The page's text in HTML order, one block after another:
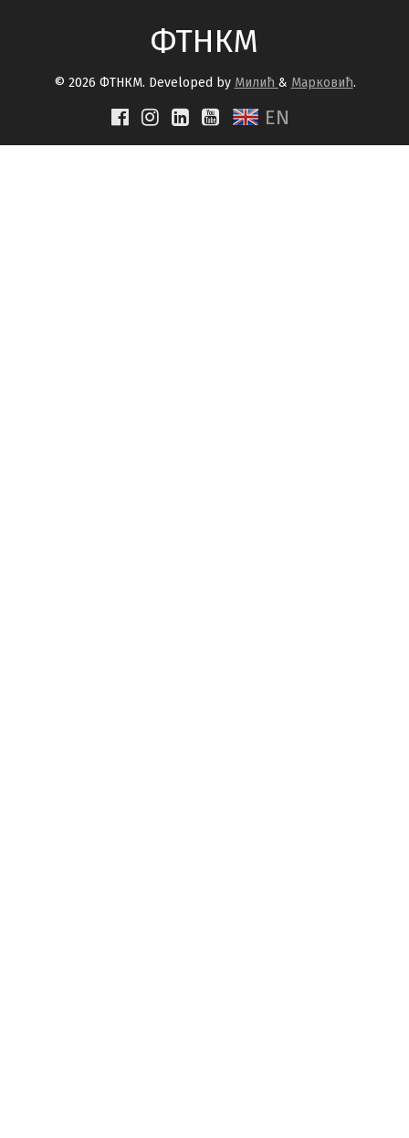
ФТНКМ
© 2026 ФТНКМ. Developed by Милић & Марковић.
EN